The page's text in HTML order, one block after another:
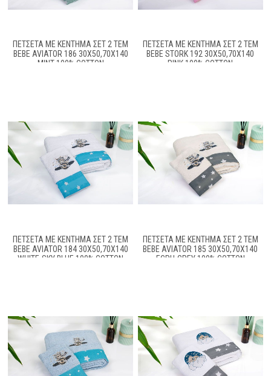
ΠΕΤΣΈΤΑ ΜΕ ΚΈΝΤΗΜΑ ΣΕΤ 2 ΤΕΜ
BEBE AVIATOR 186 30X50,70X140
MINT 100% COTTON
ΠΕΤΣΈΤΑ ΜΕ ΚΈΝΤΗΜΑ ΣΕΤ 2 ΤΕΜ
BEBE STORK 192 30X50,70X140
PINK 100% COTTON
ΠΕΤΣΈΤΑ ΜΕ ΚΈΝΤΗΜΑ ΣΕΤ 2 ΤΕΜ
BEBE AVIATOR 184 30X50,70X140
WHITE-SKY BLUE 100% COTTON
ΠΕΤΣΈΤΑ ΜΕ ΚΈΝΤΗΜΑ ΣΕΤ 2 ΤΕΜ
BEBE AVIATOR 185 30X50,70X140
ECRU-GREY 100% COTTON